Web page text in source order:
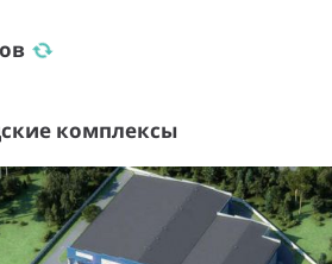
комплексы